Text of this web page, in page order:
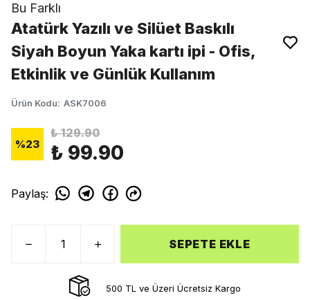
Bu Farklı
Atatürk Yazılı ve Silüet Baskılı
Siyah Boyun Yaka kartı ipi - Ofis,
Etkinlik ve Günlük Kullanım
Ürün Kodu: ASK7006
%23
₺ 129.90
₺ 99.90
Paylaş:
SEPETE EKLE
500 TL ve Üzeri Ücretsiz Kargo